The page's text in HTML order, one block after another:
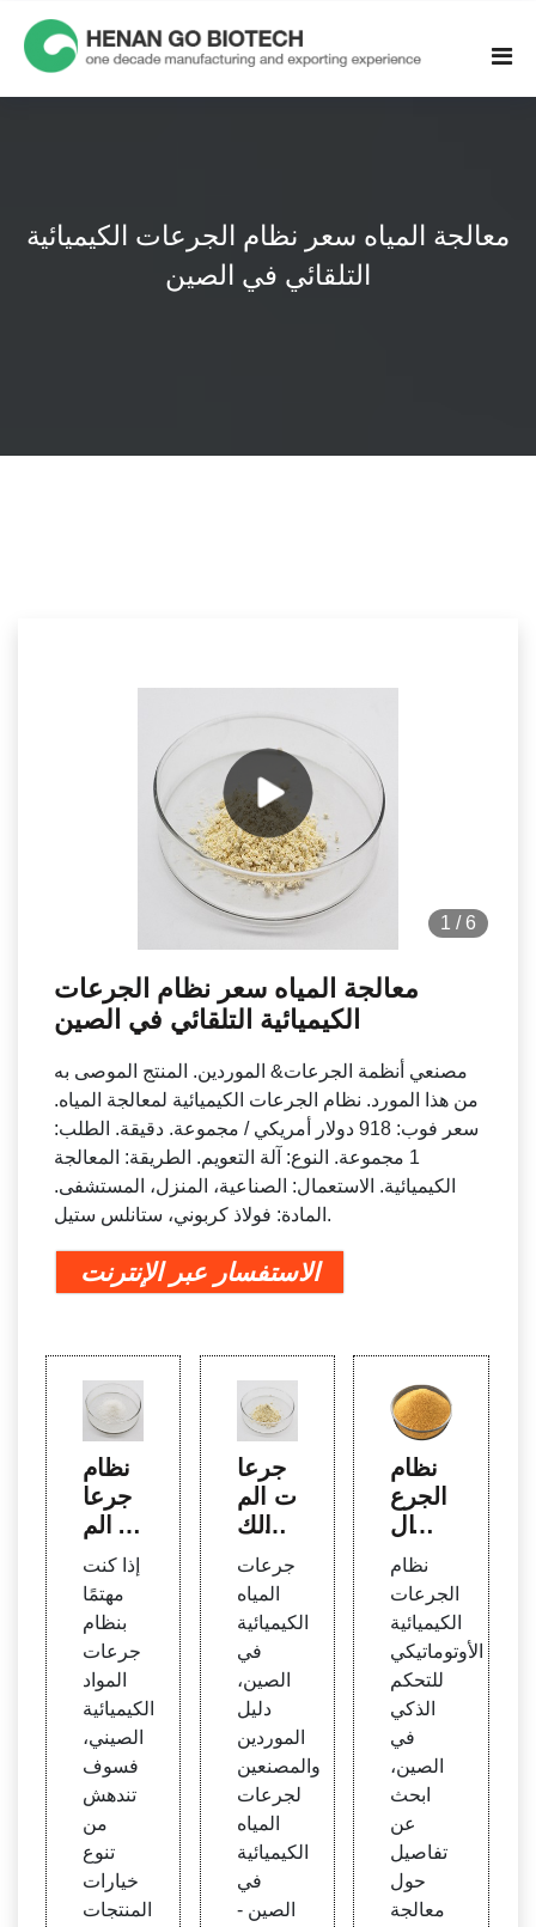
content
معالجة المياه سعر نظام الجرعات الكيميائية
التلقائي في الصين
1 / 6
معالجة المياه سعر نظام الجرعات
الكيميائية التلقائي في الصين
مصنعي أنظمة الجرعات& الموردين. المنتج الموصى به
من هذا المورد. نظام الجرعات الكيميائية لمعالجة المياه.
سعر فوب: 918 دولار أمريكي / مجموعة. دقيقة. الطلب:
1 مجموعة. النوع: آلة التعويم. الطريقة: المعالجة
الكيميائية. الاستعمال: الصناعية، المنزل، المستشفى.
المادة: فولاذ كربوني، ستانلس ستيل.
الاستفسار عبر الإنترنت
نظام
جرعا
ت الم
واد ال
كيميا
ئية ال
صين
ي، نظ
ام جر
عات ا
لمواد
الكيمي
ائية
إذا كنت
مهتمًا
بنظام
جرعات
المواد
الكيميائية
الصيني،
فسوف
تندهش
من
تنوع
خيارات
المنتجات
جرعا
ت الم
ياه الك
يميائ
ية في
الصي
ن، جر
عات ا
لمياه
الكيمي
ائية ف
ي الص
ين
جرعات
المياه
الكيميائية
في
الصين،
دليل
الموردين
والمصنعين
لجرعات
المياه
الكيميائية
في
الصين -
نظام
الجرع
ات ال
كيميا
ئية الأ
وتوما
تيكي
للتحك
م الذك
ي في
الصين
نظام
الجرعات
الكيميائية
الأوتوماتيكي
للتحكم
الذكي
في
الصين،
ابحث
عن
تفاصيل
حول
معالجة